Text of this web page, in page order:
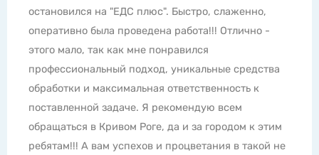
проблемой навсегда, если воспользоваться
услугами спецов. Профессиональные средства -
супер как и сама работа, все четко по времени без
проволочек. Если у Вас проблемы с насекомыми,
грызунами и другой живностью, набирайте номер
телефона только ЕДС Плюс. Всем рекомендую
обращаться в эту компанию.